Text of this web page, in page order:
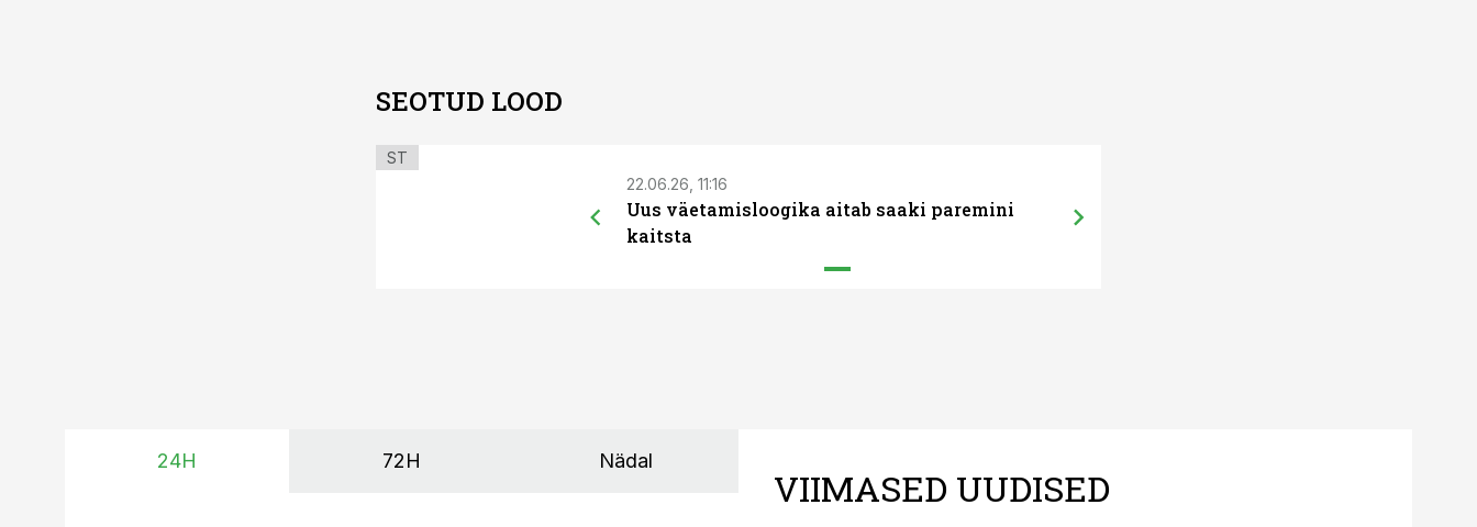
SEOTUD LOOD
ST
22.06.26, 11:16
Uus väetamisloogika aitab saaki paremini
kaitsta
24H 72H Nädal
VIIMASED UUDISED